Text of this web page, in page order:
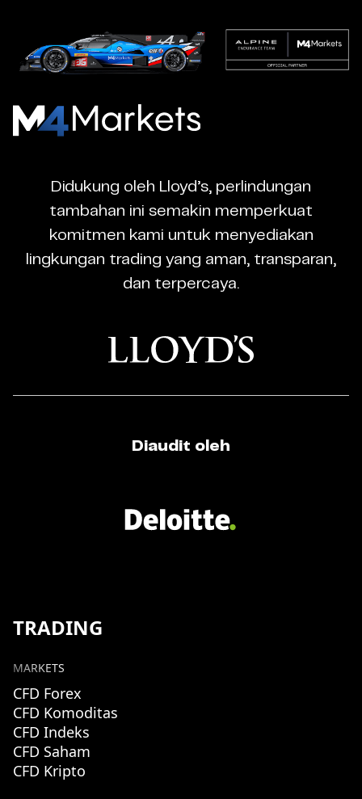
M4Markets
CFD
Trading
Regulated
Broker
Didukung oleh Lloyd’s, perlindungan
tambahan ini semakin memperkuat
komitmen kami untuk menyediakan
lingkungan trading yang aman, transparan,
dan terpercaya.
Diaudit oleh
TRADING
MARKETS
CFD Forex
CFD Komoditas
CFD Indeks
CFD Saham
CFD Kripto